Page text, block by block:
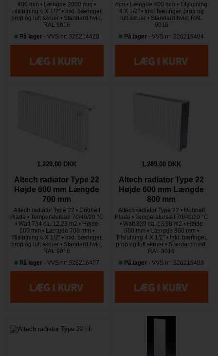
400 mm • Længde 2000 mm •
Tilslutning 4 X 1/2" • Inkl. bæringer,
prop og luft skruer • Standard hvid,
RAL 9016
På lager - VVS nr: 326214420
mm • Længde 400 mm • Tilslutning
4 X 1/2" • Inkl. bæringer, prop og
luft skruer • Standard hvid, RAL
9016
På lager - VVS nr: 326216404
1.229,00 DKK
Altech radiator Type 22
Højde 600 mm Længde
700 mm
Altech radiator Type 22 • Dobbelt
Plade • Temperatursæt 70/40/20 °C
• Watt 734 ca. 12,23 m2 • Højde
600 mm • Længde 700 mm •
Tilslutning 4 X 1/2" • Inkl. bæringer,
prop og luft skruer • Standard hvid,
RAL 9016
På lager - VVS nr: 326216407
1.289,00 DKK
Altech radiator Type 22
Højde 600 mm Længde
800 mm
Altech radiator Type 22 • Dobbelt
Plade • Temperatursæt 70/40/20 °C
• Watt 839 ca. 13,98 m2 • Højde
600 mm • Længde 800 mm •
Tilslutning 4 X 1/2" • Inkl. bæringer,
prop og luft skruer • Standard hvid,
RAL 9016
På lager - VVS nr: 326216408